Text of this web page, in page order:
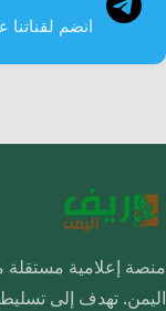
انضم لقناتنا
منصة إعلامية
اليمن. تهدف إلى تسليط